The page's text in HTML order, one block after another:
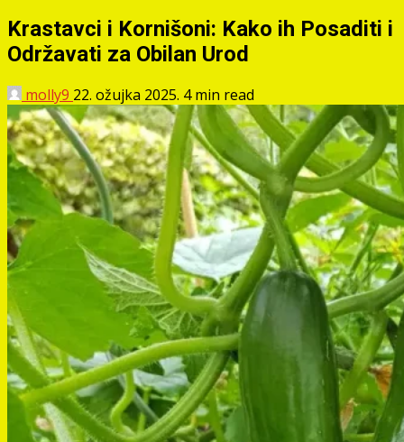
Krastavci i Kornišoni: Kako ih Posaditi i
Održavati za Obilan Urod
molly9 22. ožujka 2025. 4 min read